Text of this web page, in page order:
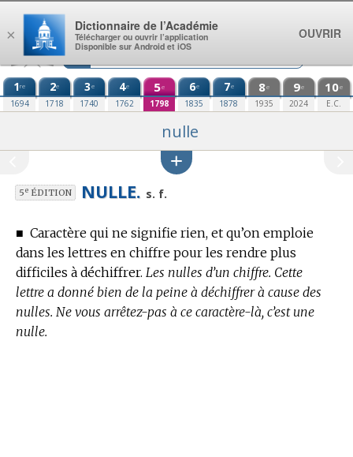
Aller au contenu
1re
1694
2e
1718
3e
1740
4e
1762
5e
1798
6e
1835
7e
1878
8e
1935
9e
2024
10e
E.C.
nulle
5eÉDITION NULLE. s. f.
■ Caractère qui ne signifie rien, et qu’on emploie
dans les lettres en chiffre pour les rendre plus
difficiles à déchiffrer. Les nulles d’un chiffre. Cette
lettre a donné bien de la peine à déchiffrer à cause des
nulles. Ne vous arrêtez-pas à ce caractère-là, c’est une
nulle.
×
Dictionnaire de l’Académie
Télécharger ou ouvrir l’application
Disponible sur Android et iOS
OUVRIR